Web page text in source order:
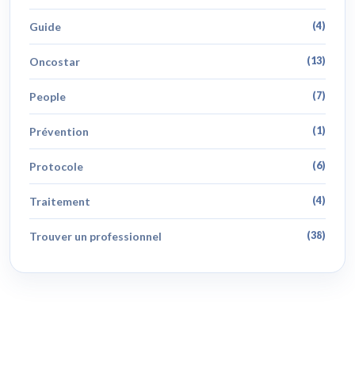
Guide (4)
Oncostar (13)
People (7)
Prévention (1)
Protocole (6)
Traitement (4)
Trouver un professionnel (38)